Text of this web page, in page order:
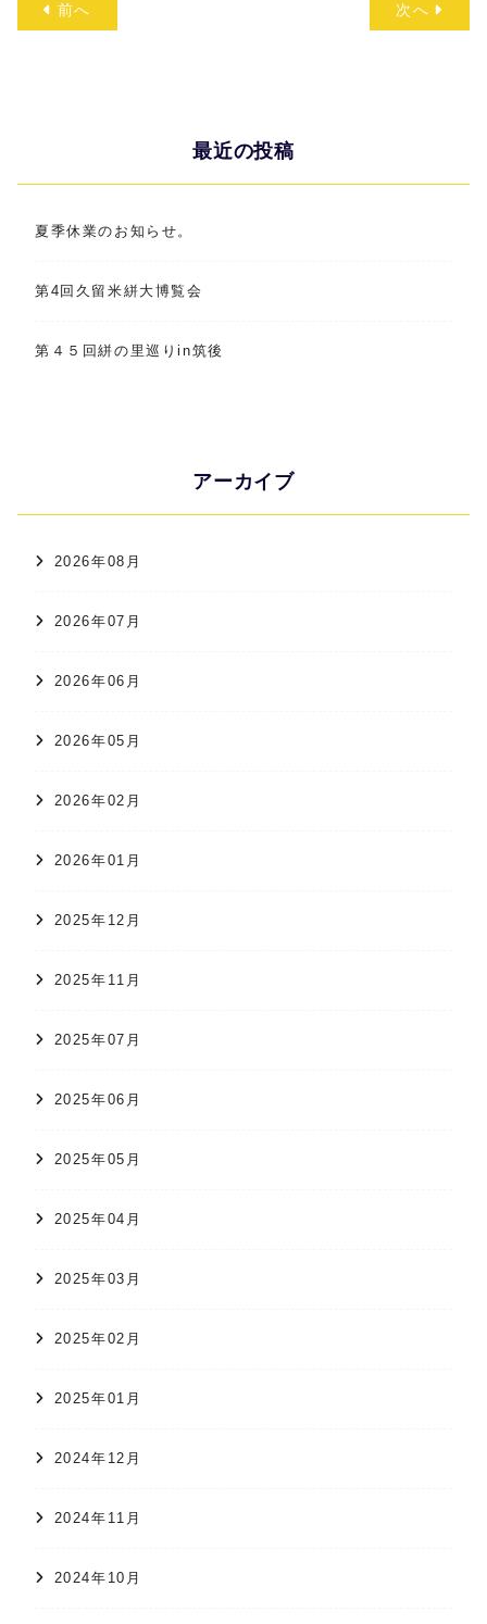
前へ 次へ
最近の投稿
夏季休業のお知らせ。
第4回久留米絣大博覧会
第４５回絣の里巡りin筑後
アーカイブ
2026年08月
2026年07月
2026年06月
2026年05月
2026年02月
2026年01月
2025年12月
2025年11月
2025年07月
2025年06月
2025年05月
2025年04月
2025年03月
2025年02月
2025年01月
2024年12月
2024年11月
2024年10月